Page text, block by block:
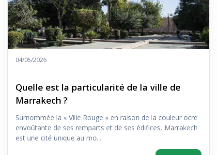
04/05/2026
Quelle est la particularité de la ville de
Marrakech ?
Surnommée la « Ville Rouge » en raison de la couleur ocre
envoûtante de ses remparts et de ses édifices, Marrakech
est une cité unique au mo...